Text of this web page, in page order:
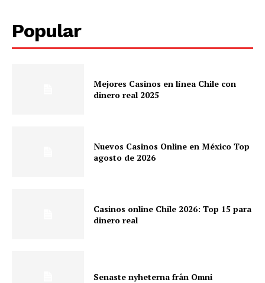
Popular
Mejores Casinos en línea Chile con
dinero real 2025
Nuevos Casinos Online en México Top
agosto de 2026
Casinos online Chile 2026: Top 15 para
dinero real
Senaste nyheterna från Omni